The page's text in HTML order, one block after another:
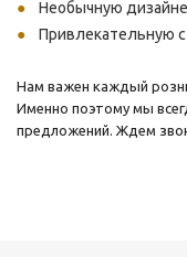
Необычную
Привлекательную
Нам важен каждый
Именно поэтому мы
предложений. Ждем